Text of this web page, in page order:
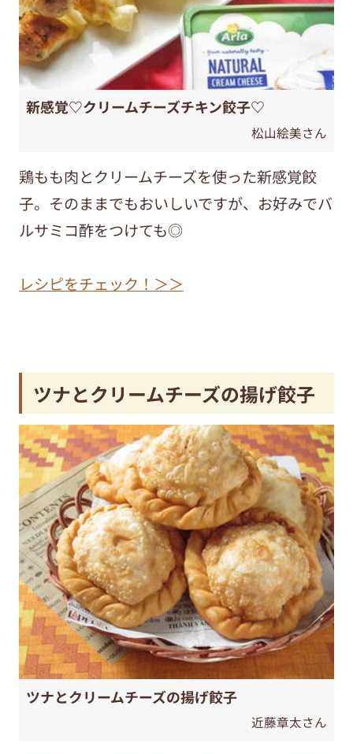
新感覚♡クリームチーズチキン餃子♡
松山絵美さん
鶏もも肉とクリームチーズを使った新感覚餃
子。そのままでもおいしいですが、お好みでバ
ルサミコ酢をつけても◎
レシピをチェック！＞＞
ツナとクリームチーズの揚げ餃子
ツナとクリームチーズの揚げ餃子
近藤章太さん